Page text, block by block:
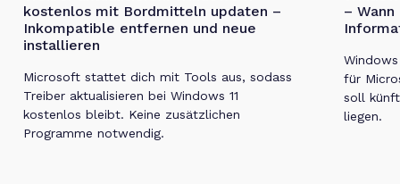
kostenlos mit Bordmitteln updaten –
Inkompatible entfernen und neue
installieren
Microsoft stattet dich mit Tools aus, sodass
Treiber aktualisieren bei Windows 11
kostenlos bleibt. Keine zusätzlichen
Programme notwendig.
–
für
soll
liegen.